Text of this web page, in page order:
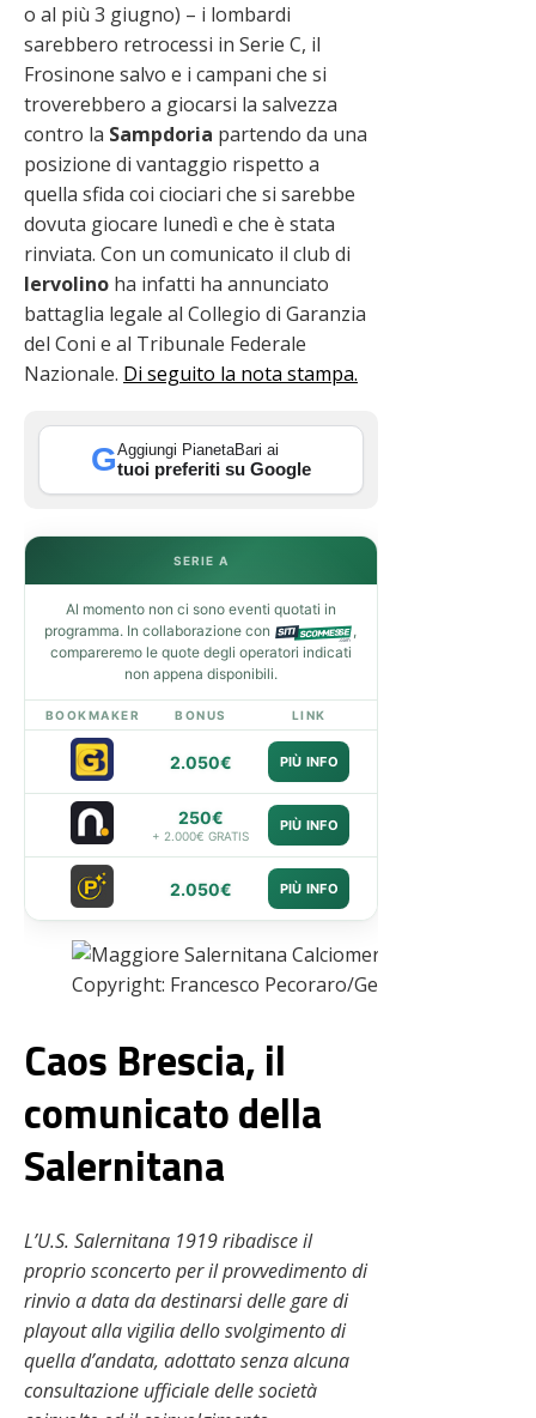
o al più 3 giugno) – i lombardi
sarebbero retrocessi in Serie C, il
Frosinone salvo e i campani che si
troverebbero a giocarsi la salvezza
contro la Sampdoria partendo da una
posizione di vantaggio rispetto a
quella sfida coi ciociari che si sarebbe
dovuta giocare lunedì e che è stata
rinviata. Con un comunicato il club di
Iervolino ha infatti ha annunciato
battaglia legale al Collegio di Garanzia
del Coni e al Tribunale Federale
Nazionale. Di seguito la nota stampa.
GAggiungi PianetaBari ai
tuoi preferiti su Google
SERIE A
Al momento non ci sono eventi quotati in
programma. In collaborazione con
,
compareremo le quote degli operatori indicati
non appena disponibili.
BOOKMAKER BONUS LINK
2.050€ PIÙ INFO
250€
+ 2.000€ GRATIS
PIÙ INFO
2.050€ PIÙ INFO
Copyright: Francesco Pecoraro/Getty Images – Via
Caos Brescia, il
comunicato della
Salernitana
L’U.S. Salernitana 1919 ribadisce il
proprio sconcerto per il provvedimento di
rinvio a data da destinarsi delle gare di
playout alla vigilia dello svolgimento di
quella d’andata, adottato senza alcuna
consultazione ufficiale delle società